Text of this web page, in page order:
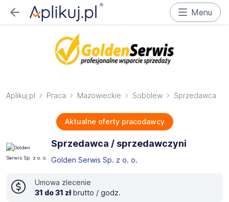
Menu
Aplikuj.pl Praca Mazowieckie Sobolew Sprzedawca
Aktualne oferty pracodawcy
Sprzedawca / sprzedawczyni
Golden Serwis Sp. z o. o.
Umowa zlecenie
31 do 31 zł brutto / godz.